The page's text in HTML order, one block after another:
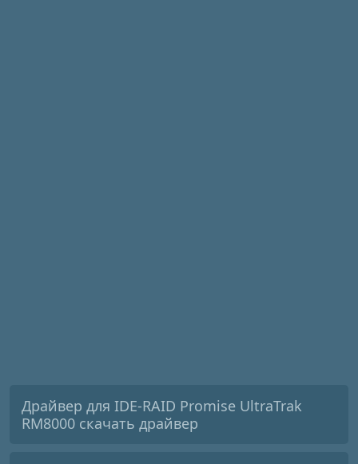
Драйвер для IDE-RAID Promise UltraTrak
RM8000 скачать драйвер